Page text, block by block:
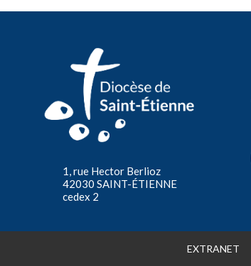
1, rue Hector Berlioz
42030 SAINT-ÉTIENNE
cedex 2
EXTRANET